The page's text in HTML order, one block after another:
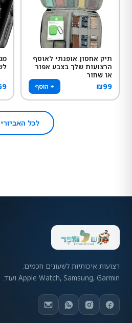
תיק אחסון אופנתי לאוסף
הרצועות שלך בצבע אפור
או שחור
₪99 + הוסף
לכל
רצועות איכותיות לשעונים חכמים.
Apple Watch, Samsung, Garmin ועוד.